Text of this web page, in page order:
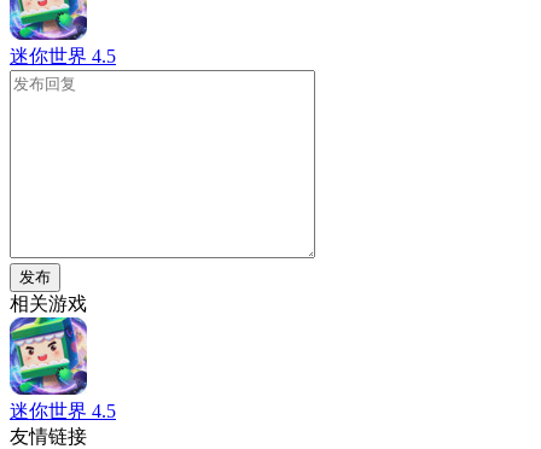
迷你世界 4.5
发布
相关游戏
迷你世界 4.5
友情链接